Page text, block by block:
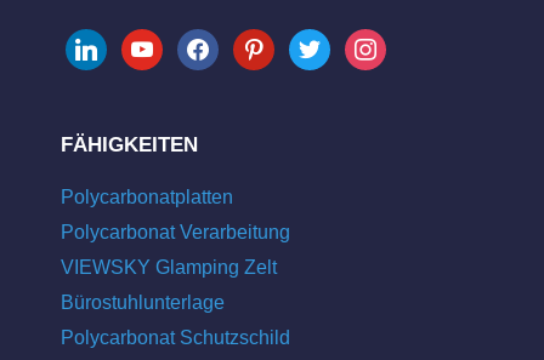
linkedinyoutubefacebookpinteresttwitter instagram
FÄHIGKEITEN
Polycarbonatplatten
Polycarbonat Verarbeitung
VIEWSKY Glamping Zelt
Bürostuhlunterlage
Polycarbonat Schutzschild